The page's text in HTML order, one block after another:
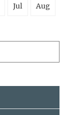
Jul Aug